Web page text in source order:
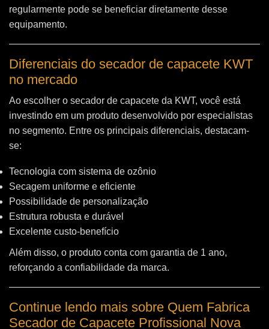
regularmente pode se beneficiar diretamente desse
equipamento.
Diferenciais do secador de capacete KWT
no mercado
Ao escolher o secador de capacete da KWT, você está
investindo em um produto desenvolvido por especialistas
no segmento. Entre os principais diferenciais, destacam-
se:
Tecnologia com sistema de ozônio
Secagem uniforme e eficiente
Possibilidade de personalização
Estrutura robusta e durável
Excelente custo-benefício
Além disso, o produto conta com garantia de 1 ano,
reforçando a confiabilidade da marca.
Continue lendo mais sobre Quem Fabrica
Secador de Capacete Profissional Nova